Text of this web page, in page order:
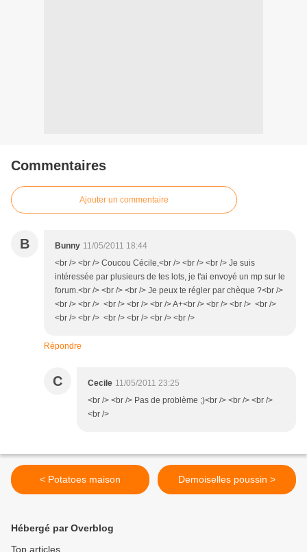
Commentaires
Ajouter un commentaire
B Bunny 11/05/2011 18:44
<br /> <br /> Coucou Cécile,<br /> <br /> <br /> Je suis
intéressée par plusieurs de tes lots, je t'ai envoyé un mp sur le
forum.<br /> <br /> <br /> Je peux te régler par chèque ?<br />
<br /> <br /> <br /> <br /> <br /> A+<br /> <br /> <br /> <br />
<br /> <br /> <br /> <br /> <br /> <br />
Répondre
C Cecile 11/05/2011 23:25
<br /> <br /> Pas de problème ;)<br /> <br /> <br />
<br />
< Potatoes maison Demoiselles poussin >
Hébergé par Overblog
Top articles